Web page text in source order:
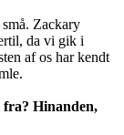
Zackary
da vi gik i
af os har kendt
Hinanden,